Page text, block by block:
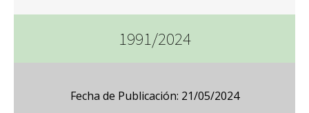
1991/2024
Fecha de Publicación: 21/05/2024